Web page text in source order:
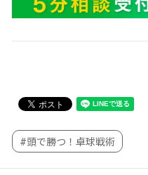
#頭で勝つ！卓球戦術